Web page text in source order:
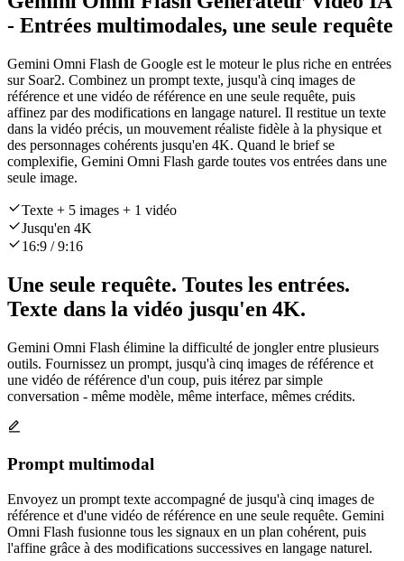
- Entrées multimodales, une seule requête
Gemini Omni Flash de Google est le moteur le plus riche en entrées
sur Soar2. Combinez un prompt texte, jusqu'à cinq images de
référence et une vidéo de référence en une seule requête, puis
affinez par des modifications en langage naturel. Il restitue un texte
dans la vidéo précis, un mouvement réaliste fidèle à la physique et
des personnages cohérents jusqu'en 4K. Quand le brief se
complexifie, Gemini Omni Flash garde toutes vos entrées dans une
seule image.
Texte + 5 images + 1 vidéo
Jusqu'en 4K
16:9 / 9:16
Une seule requête. Toutes les entrées.
Texte dans la vidéo jusqu'en 4K.
Gemini Omni Flash élimine la difficulté de jongler entre plusieurs
outils. Fournissez un prompt, jusqu'à cinq images de référence et
une vidéo de référence d'un coup, puis itérez par simple
conversation - même modèle, même interface, mêmes crédits.
Prompt multimodal
Envoyez un prompt texte accompagné de jusqu'à cinq images de
référence et d'une vidéo de référence en une seule requête. Gemini
Omni Flash fusionne tous les signaux en un plan cohérent, puis
l'affine grâce à des modifications successives en langage naturel.